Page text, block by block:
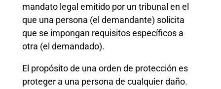
mandato legal emitido por un tribunal en el
que una persona (el demandante) solicita
que se impongan requisitos específicos a
otra (el demandado).
El propósito de una orden de protección es
proteger a una persona de cualquier daño.